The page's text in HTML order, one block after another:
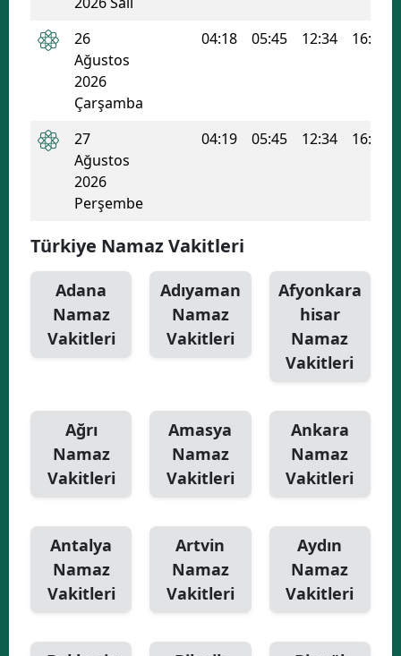
Yozgat
Bayburt
Batman
Şırnak
Bartın
Ardahan
Yalova
Karabük
Osmaniye
Düzce
26
Ağustos
2026
Çarşamba
04:18 05:45 12:34 16:15
27
Ağustos
2026
Perşembe
04:19 05:45 12:34 16:15
Türkiye Namaz Vakitleri
Adana
Namaz
Vakitleri
Adıyaman
Namaz
Vakitleri
Afyonkara
hisar
Namaz
Vakitleri
Ağrı
Namaz
Vakitleri
Amasya
Namaz
Vakitleri
Ankara
Namaz
Vakitleri
Antalya
Namaz
Vakitleri
Artvin
Namaz
Vakitleri
Aydın
Namaz
Vakitleri